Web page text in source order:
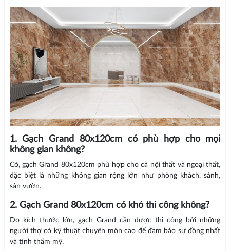
1. Gạch Grand 80x120cm có phù hợp cho mọi
không gian không?
Có, gạch Grand 80x120cm phù hợp cho cả nội thất và ngoại thất,
đặc biệt là những không gian rộng lớn như phòng khách, sảnh,
sân vườn.
2. Gạch Grand 80x120cm có khó thi công không?
Do kích thước lớn, gạch Grand cần được thi công bởi những
người thợ có kỹ thuật chuyên môn cao để đảm bảo sự đồng nhất
và tính thẩm mỹ.